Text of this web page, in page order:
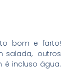
bom e farto!
salada, outros
é incluso água.